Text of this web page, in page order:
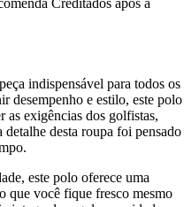
Creditados apos a
indispensável para todos os
desempenho e estilo, este polo
as exigências dos golfistas,
desta roupa foi pensado
este polo oferece uma
que você fique fresco mesmo